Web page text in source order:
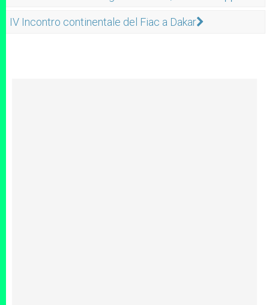
IV Incontro continentale del Fiac a Dakar